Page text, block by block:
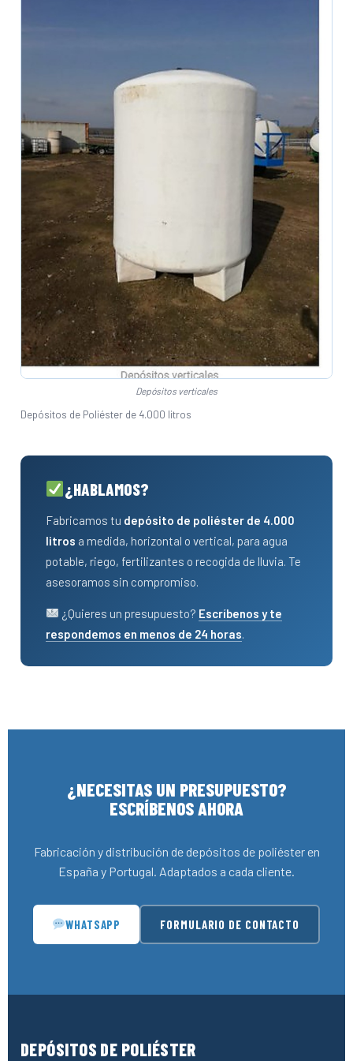
Depósitos verticales
Depósitos de Poliéster de 4.000 litros
¿HABLAMOS?
Fabricamos tu depósito de poliéster de 4.000
litros a medida, horizontal o vertical, para agua
potable, riego, fertilizantes o recogida de lluvia. Te
asesoramos sin compromiso.
¿Quieres un presupuesto? Escríbenos y te
respondemos en menos de 24 horas
¿NECESITAS UN PRESUPUESTO?
ESCRÍBENOS AHORA
Fabricación y distribución de depósitos de poliéster en
España y Portugal. Adaptados a cada cliente.
WHATSAPP FORMULARIO DE CONTACTO
DEPÓSITOS DE POLIÉSTER